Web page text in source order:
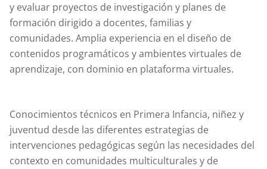
y evaluar proyectos de investigación y planes de
formación dirigido a docentes, familias y
comunidades. Amplia experiencia en el diseño de
contenidos programáticos y ambientes virtuales de
aprendizaje, con dominio en plataforma virtuales.
Conocimientos técnicos en Primera Infancia, niñez y
juventud desde las diferentes estrategias de
intervenciones pedagógicas según las necesidades del
contexto en comunidades multiculturales y de